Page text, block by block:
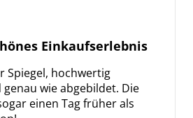
Einkaufserlebnis
Spiegel, hochwertig
wie abgebildet. Die
einen Tag früher als